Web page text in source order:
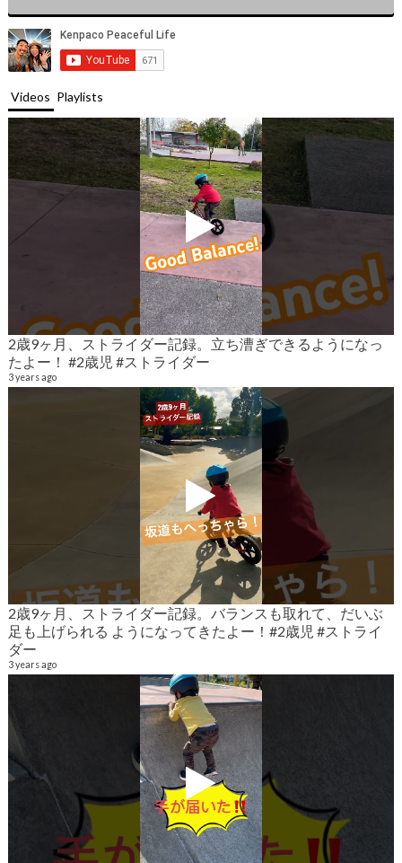
Videos Playlists
2歳9ヶ月、ストライダー記録。立ち漕ぎできるようになっ
たよー！ #2歳児 #ストライダー
3 years ago
2歳9ヶ月、ストライダー記録。バランスも取れて、だいぶ
足も上げられる ようになってきたよー！#2歳児 #ストライ
ダー
3 years ago